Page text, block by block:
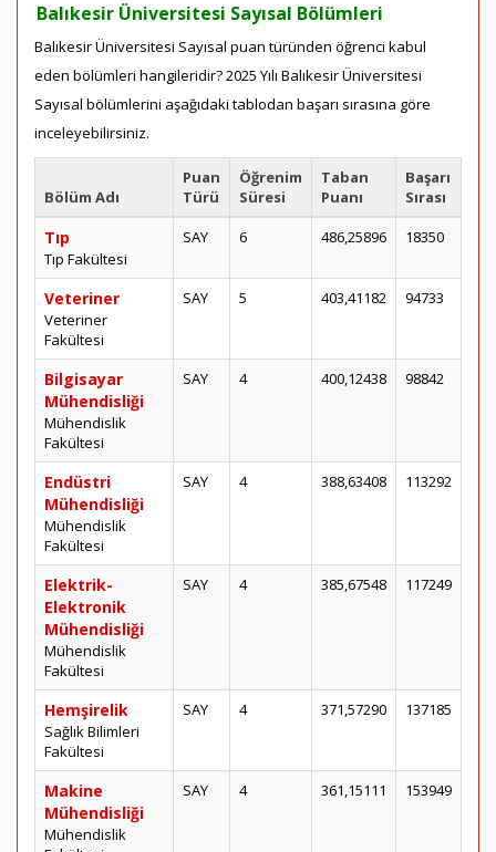
Balıkesir Üniversitesi Sayısal Bölümleri
Balıkesir Üniversitesi Sayısal puan türünden öğrenci kabul
eden bölümleri hangileridir? 2025 Yılı Balıkesir Üniversitesi
Sayısal bölümlerini aşağıdaki tablodan başarı sırasına göre
inceleyebilirsiniz.
Bölüm Adı
Puan
Türü
Öğrenim
Süresi
Taban
Puanı
Başarı
Sırası
Tıp
Tıp Fakültesi
SAY 6 486,25896 18350
Veteriner
Veteriner
Fakültesi
SAY 5 403,41182 94733
Bilgisayar
Mühendisliği
Mühendislik
Fakültesi
SAY 4 400,12438 98842
Endüstri
Mühendisliği
Mühendislik
Fakültesi
SAY 4 388,63408 113292
Elektrik-
Elektronik
Mühendisliği
Mühendislik
Fakültesi
SAY 4 385,67548 117249
Hemşirelik
Sağlık Bilimleri
Fakültesi
SAY 4 371,57290 137185
Makine
Mühendisliği
Mühendislik
SAY 4 361,15111 153949